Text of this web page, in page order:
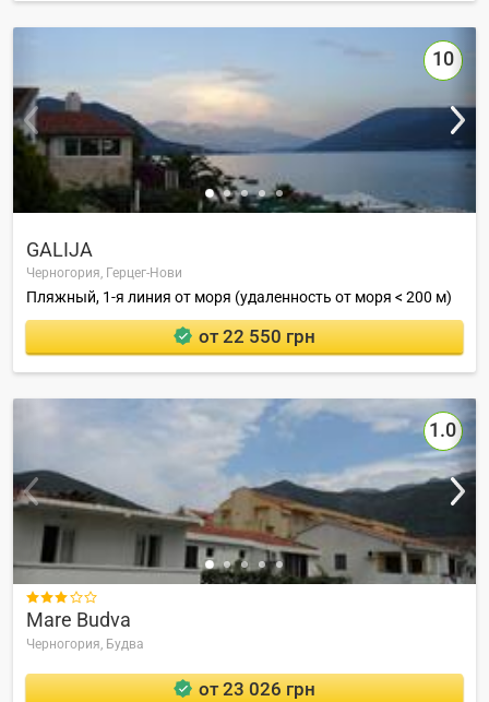
10
GALIJA
Черногория, Герцег-Нови
Пляжный, 1-я линия от моря (удаленность от моря < 200 м)
от 22 550 грн
1.0

Mare Budva
Черногория, Будва
от 23 026 грн